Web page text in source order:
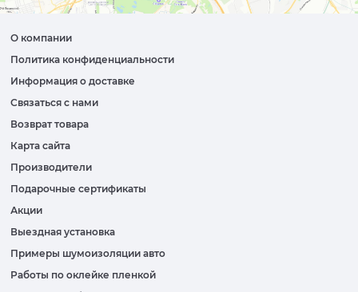
О компании
Политика конфиденциальности
Информация о доставке
Связаться с нами
Возврат товара
Карта сайта
Производители
Подарочные сертификаты
Акции
Выездная установка
Примеры шумоизоляции авто
Работы по оклейке пленкой